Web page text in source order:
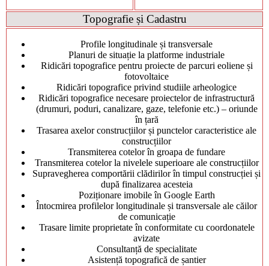
Topografie și Cadastru
Profile longitudinale și transversale
Planuri de situație la platforme industriale
Ridicări topografice pentru proiecte de parcuri eoliene și
fotovoltaice
Ridicări topografice privind studiile arheologice
Ridicări topografice necesare proiectelor de infrastructură
(drumuri, poduri, canalizare, gaze, telefonie etc.) – oriunde
în țară
Trasarea axelor construcțiilor și punctelor caracteristice ale
construcțiilor
Transmiterea cotelor în groapa de fundare
Transmiterea cotelor la nivelele superioare ale construcțiilor
Supravegherea comportării clădirilor în timpul construcției și
după finalizarea acesteia
Poziționare imobile în Google Earth
Întocmirea profilelor longitudinale și transversale ale căilor
de comunicație
Trasare limite proprietate în conformitate cu coordonatele
avizate
Consultanță de specialitate
Asistență topografică de șantier